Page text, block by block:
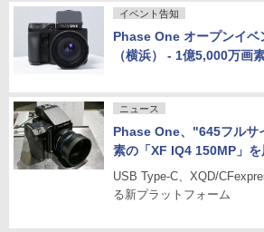
イベント告知
Phase One オープンイ
（横浜） - 1億5,000万画
ニュース
Phase One、"645フルサ
素の「XF IQ4 150MP」を
USB Type-C、XQD/
る新プラットフォーム